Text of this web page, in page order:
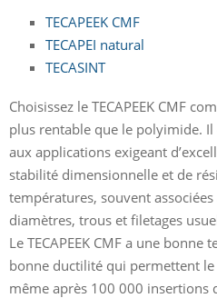
TECAPEEK CMF
TECAPEI natural
TECASINT
Choisissez le TECAPEEK CMF
plus rentable que le polyimide.
aux applications exigeant
stabilité dimensionnelle et de
températures, souvent
diamètres, trous et filetages
Le TECAPEEK CMF a une bonne
bonne ductilité qui permettent
même après 100 000 insertions